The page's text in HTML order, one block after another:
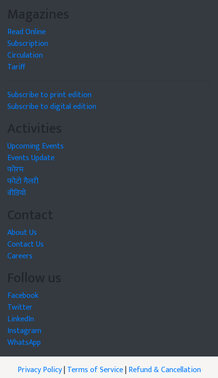
Magazines
Read Online
Subscription
Circulation
Tariff
Subscribe to print edition
Subscribe to digital edition
Activities
Upcoming Events
Events Update
फोरम
फोटो गैलरी
वीडियो
Contact
About Us
Contact Us
Careers
Follow us
Facebook
Twitter
LinkedIn
Instagram
WhatsApp
Privacy Policy|Terms of Service|Refund & Cancellation